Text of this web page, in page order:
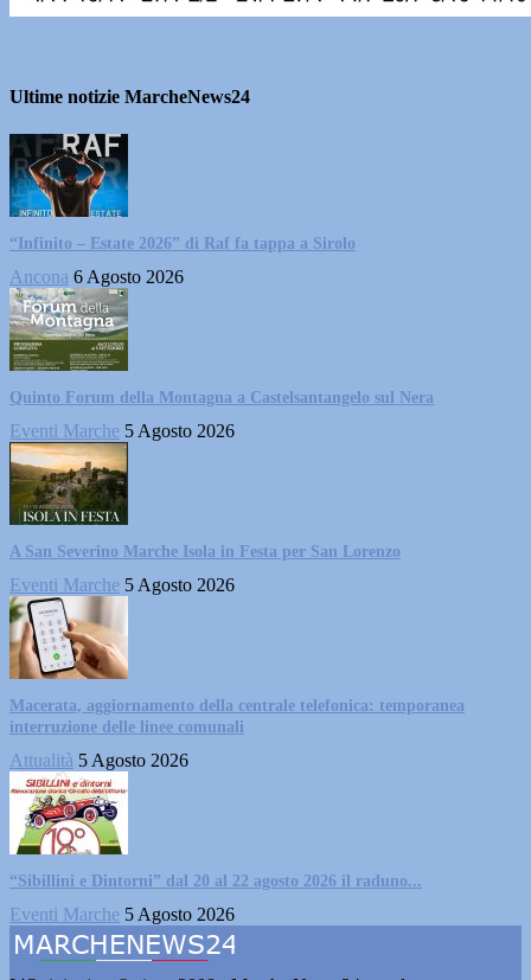
Ultime notizie MarcheNews24
“Infinito – Estate 2026” di Raf fa tappa a Sirolo
Ancona 6 Agosto 2026
Quinto Forum della Montagna a Castelsantangelo sul Nera
Eventi Marche 5 Agosto 2026
A San Severino Marche Isola in Festa per San Lorenzo
Eventi Marche 5 Agosto 2026
Macerata, aggiornamento della centrale telefonica: temporanea
interruzione delle linee comunali
Attualità 5 Agosto 2026
“Sibillini e Dintorni” dal 20 al 22 agosto 2026 il raduno...
Eventi Marche 5 Agosto 2026